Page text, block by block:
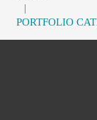
PORTFOLIO